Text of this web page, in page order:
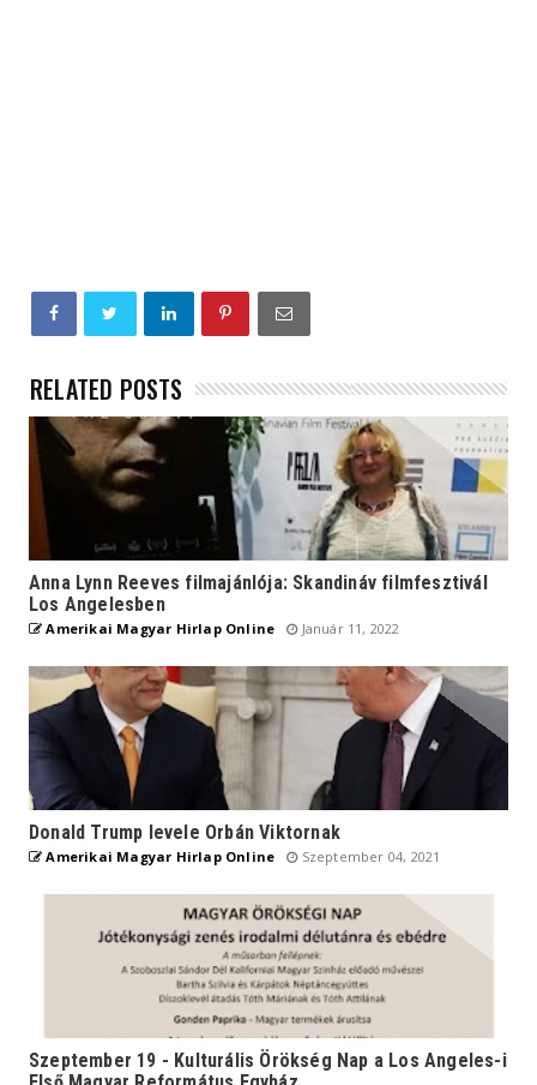
RELATED POSTS
Anna Lynn Reeves filmajánlója: Skandináv filmfesztivál
Los Angelesben
Amerikai Magyar Hirlap Online Január 11, 2022
Donald Trump levele Orbán Viktornak
Amerikai Magyar Hirlap Online Szeptember 04, 2021
Szeptember 19 - Kulturális Örökség Nap a Los Angeles-i